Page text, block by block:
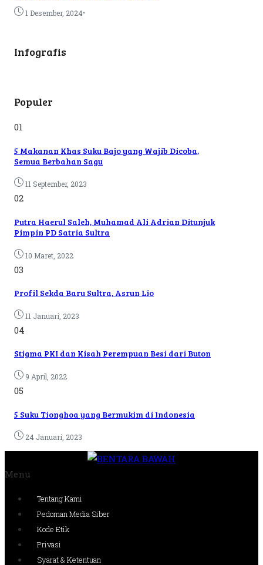
1 Desember, 2024•
Infografis
Populer
01
5 Makanan Khas Suku Bajo yang Wajib Dicoba,
Semua Berbahan Sagu
11 September, 2023
02
Putra Haerul Saleh, Muhamad Ali Adrian Ditunjuk
Pimpin PD Satria Sultra
10 Maret, 2022
03
Profil Sekda Baru Sultra, Asrun Lio
11 Januari, 2023
04
Stigma PKI dan Kisah Perempuan Besi dari Buton
9 April, 2022
05
5 Suku Tionghoa yang Bermukim di Indonesia
24 Januari, 2023
Menu
Tentang Kami
Pedoman Media Siber
Kode Etik
Privasi
Syarat & Ketentuan